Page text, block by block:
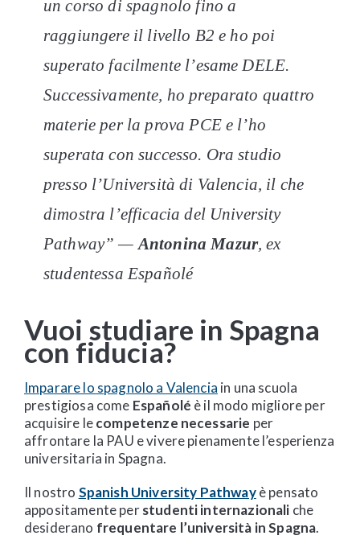
un corso di spagnolo fino a
raggiungere il livello B2 e ho poi
superato facilmente l’esame DELE.
Successivamente, ho preparato quattro
materie per la prova PCE e l’ho
superata con successo. Ora studio
presso l’Università di Valencia, il che
dimostra l’efficacia del University
Pathway” —Antonina Mazur, ex
studentessa Españolé
Vuoi studiare in Spagna
con fiducia?
Imparare lo spagnolo a Valencia in una scuola
prestigiosa come Españolé è il modo migliore per
acquisire lecompetenze necessarie per
affrontare la PAU e vivere pienamente l’esperienza
universitaria in Spagna.
Il nostro Spanish University Pathwayè pensato
appositamente perstudenti internazionali che
desiderano frequentare l’università in Spagna.